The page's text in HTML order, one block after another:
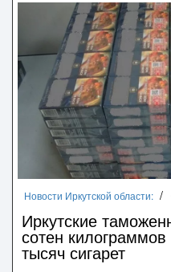
Новости Иркутской области:
Иркутские
сотен
тысяч сигарет